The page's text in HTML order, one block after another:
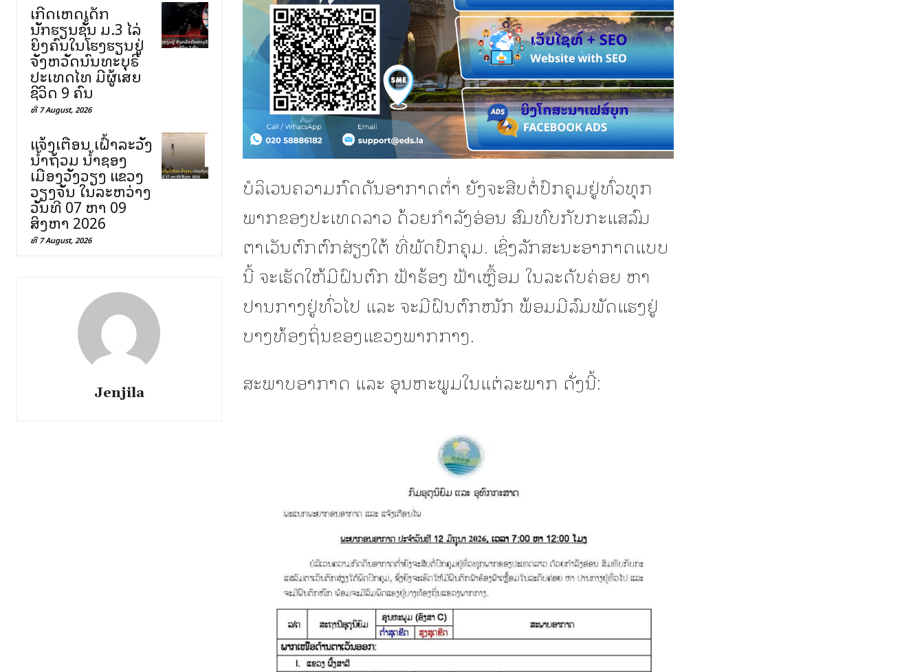
ເກີດເຫດເດັກ
ນັກຮຽນຊັ້ນ ມ.3 ໄລ່
ຍິງຄົນໃນໂຮງຮຽນຢູ່
ຈັງຫວັດນົນທະບຸຣີ
ປະເທດໄທ ມີຜູ້ເສຍ
ຊີວິດ 9 ຄົນ
ທີ 7 August, 2026
ແຈ້ງເຕືອນ ເຝົ້າລະວັງ
ນ້ຳຖ້ວມ ນ້ຳຊອງ
ເມືອງວັງວຽງ ແຂວງ
ວຽງຈັນ ໃນລະຫວ່າງ
ວັນທີ 07 ຫາ 09
ສິງຫາ 2026
ທີ 7 August, 2026
Jenjila
ບໍລິເວນຄວາມກົດດັນອາກາດຕ່ຳ ຍັງຈະສືບຕໍ່ປົກຄຸມຢູ່ທົ່ວທຸກ
ພາກຂອງປະເທດລາວ ດ້ວຍກຳລັງອ່ອນ ສົມທົບກັບກະແສລົມ
ຕາເວັນຕົກຕົກສ່ຽງໃຕ້ ທີ່ພັດປົກຄຸມ. ເຊິ່ງລັກສະນະອາກາດແບບ
ນີ້ ຈະເຮັດໃຫ້ມີຝົນຕົກ ຟ້າຮ້ອງ ຟ້າເຫຼື້ອມ ໃນລະດັບຄ່ອຍ ຫາ
ປານກາງຢູ່ທົ່ວໄປ ແລະ ຈະມີຝົນຕົກໜັກ ພ້ອມມີລົມພັດແຮງຢູ່
ບາງທ້ອງຖິ່ນຂອງແຂວງພາກກາງ.
ສະພາບອາກາດ ແລະ ອຸນຫະພູມໃນແຕ່ລະພາກ ດັ່ງນີ້: